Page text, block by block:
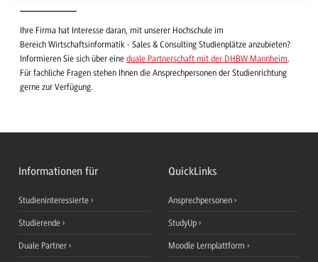
Ihre Firma hat Interesse daran, mit unserer Hochschule im
Bereich Wirtschaftsinformatik - Sales & Consulting Studienplätze anzubieten?
Informieren Sie sich über eine duale Partnerschaft mit der DHBW Mannheim.
Für fachliche Fragen stehen Ihnen die Ansprechpersonen der Studienrichtung
gerne zur Verfügung.
Informationen für
Studieninteressierte
Studierende
Duale Partner
QuickLinks
Ansprechpersonen
StudyUp
Moodle Lernplattform